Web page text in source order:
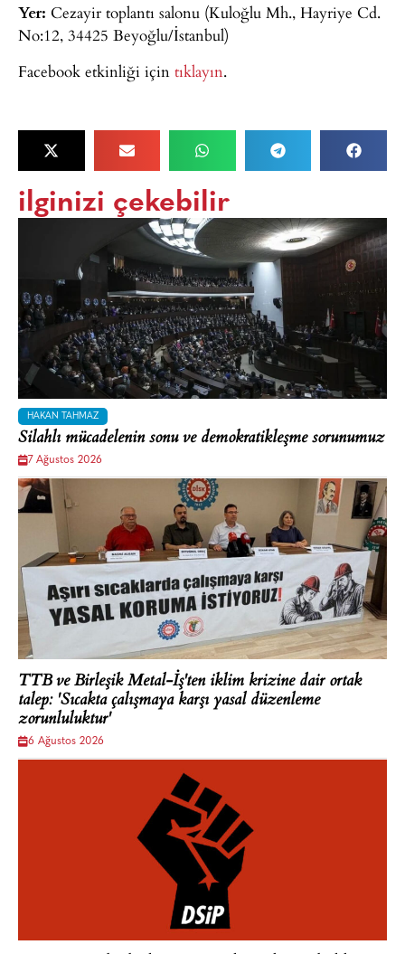
Yer: Cezayir toplantı salonu (Kuloğlu Mh., Hayriye Cd.
No:12, 34425 Beyoğlu/İstanbul)
Facebook etkinliği için tıklayın.
ilginizi çekebilir
HAKAN TAHMAZ
Silahlı mücadelenin sonu ve demokratikleşme sorunumuz
7 Ağustos 2026
TTB ve Birleşik Metal-İş'ten iklim krizine dair ortak
talep: 'Sıcakta çalışmaya karşı yasal düzenleme
zorunluluktur'
6 Ağustos 2026